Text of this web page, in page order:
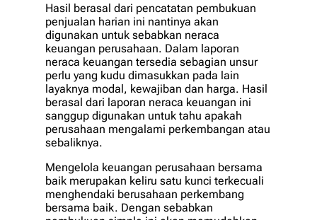
Hasil berasal dari pencatatan pembukuan
penjualan harian ini nantinya akan
digunakan untuk sebabkan neraca
keuangan perusahaan. Dalam laporan
neraca keuangan tersedia sebagian unsur
perlu yang kudu dimasukkan pada lain
layaknya modal, kewajiban dan harga. Hasil
berasal dari laporan neraca keuangan ini
sanggup digunakan untuk tahu apakah
perusahaan mengalami perkembangan atau
sebaliknya.
Mengelola keuangan perusahaan bersama
baik merupakan keliru satu kunci terkecuali
menghendaki berusahaan perkembang
bersama baik. Dengan sebabkan